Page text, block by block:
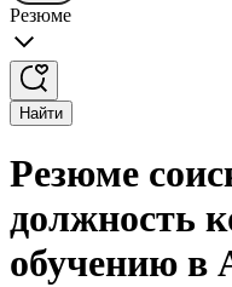
Резюме
Найти
Резюме
должность
обучению в